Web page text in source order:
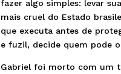
fazer algo simples: levar
mais cruel do Estado
que executa antes de
e fuzil, decide quem pode
Gabriel foi morto com um